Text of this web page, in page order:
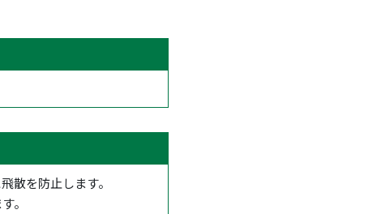
散を防止します。
。